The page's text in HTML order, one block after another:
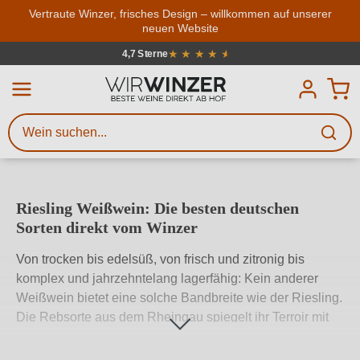
Zum Hauptinhalt springen
Vertraute Winzer, frisches Design – willkommen auf unserer
neuen Website
4,7 Sterne★ ★ ★ ★ ★
★
Durchschnittliche Bewertung von
Riesling Weißwein: Die besten deutschen
Sorten direkt vom Winzer
Von trocken bis edelsüß, von frisch und zitronig bis
komplex und jahrzehntelang lagerfähig: Kein anderer
Weißwein bietet eine solche Bandbreite wie der Riesling.
Die Rebsorte aus dem Rheingau spiegelt ihr Terroir mit
Weinsuche
Mindestens 3 Zeichen eingeben
Beschreiben Sie, welchen Wein
Sie suchen – ob nach Geschmack,
Kriterien.